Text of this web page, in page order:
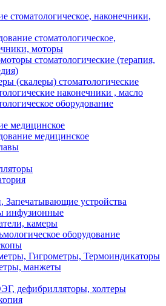
стоматологическое, наконечники,
стоматологическое,
моторы
стоматологические (терапия,
(скалеры) стоматологические
наконечники , масло
оборудование
медицинское
медицинское
Запечатывающие устройства
инфузионные
камеры
оборудование
Гигрометры, Термоиндикаторы
манжеты
дефибрилляторы, холтеры